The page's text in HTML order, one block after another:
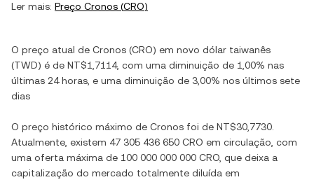
Ler mais: Preço Cronos (CRO)
O preço atual de Cronos (CRO) em novo dólar taiwanês
(TWD) é de NT$1,7114, com uma diminuição de 1,00% nas
últimas 24 horas, e uma diminuição de 3,00% nos últimos sete
dias
O preço histórico máximo de Cronos foi de NT$30,7730
Atualmente, existem 47 305 436 650 CRO em circulação, com
uma oferta máxima de 100 000 000 000 CRO , que deixa a
capitalização do mercado totalmente diluída em